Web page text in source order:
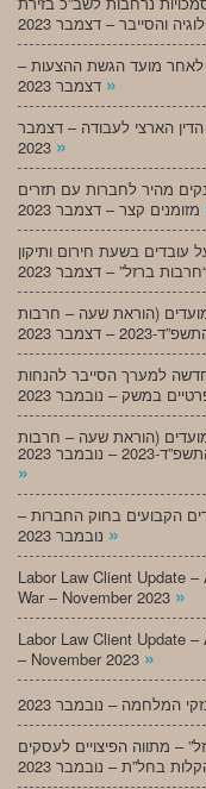
לאחר מועד הגשת ההצעות –
»
הארצי לעבודה – דצמבר
»
מהיר לחברות עם תזרים
מס’ 5 לחוק הגנה על עובדים בשעת חירום ותיקון
(הוראת שעה – חרבות
חדשה למערך הסייבר להנחות
(הוראת שעה – חרבות
2023
»
הקבועים בחוק החברות –
»
Labor Law Client Update
War – November 2023 »
Labor Law Client Update
– November 2023 »
– מתווה הפיצויים לעסקים